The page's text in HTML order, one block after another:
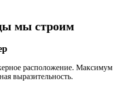
мы строим
расположение. Максимум
выразительность.